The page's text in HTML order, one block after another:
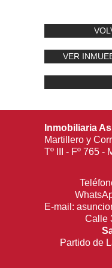
VER
Inmobiliaria
Martillero y
Tº III - Fº 765 -
E-mail:
Calle
Partido de